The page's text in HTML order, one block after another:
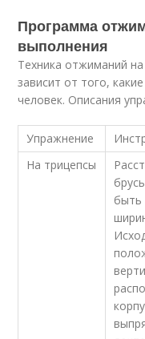
Программа
выполнения
Техника отжиманий
зависит от того,
человек. Описания
Упражнение
На трицепсы
быть